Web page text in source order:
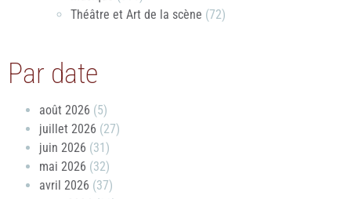
Théâtre et Art de la scène (72)
Par date
août 2026 (5)
juillet 2026 (27)
juin 2026 (31)
mai 2026 (32)
avril 2026 (37)